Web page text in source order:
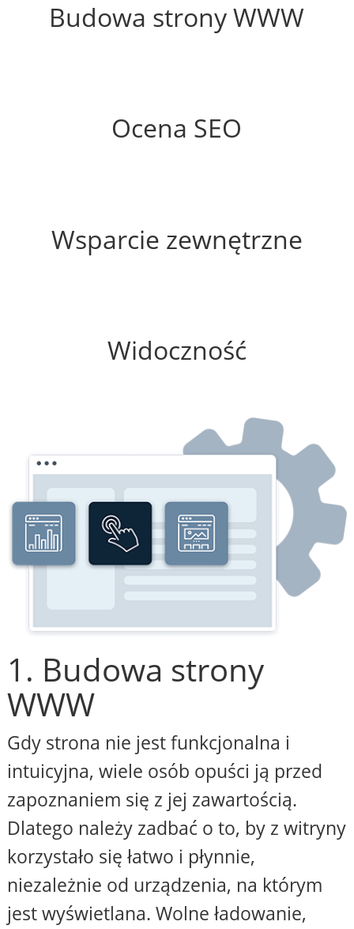
Budowa strony WWW
Ocena SEO
Wsparcie zewnętrzne
Widoczność
1. Budowa strony
WWW
Gdy strona nie jest funkcjonalna i
intuicyjna, wiele osób opuści ją przed
zapoznaniem się z jej zawartością.
Dlatego należy zadbać o to, by z witryny
korzystało się łatwo i płynnie,
niezależnie od urządzenia, na którym
jest wyświetlana. Wolne ładowanie,